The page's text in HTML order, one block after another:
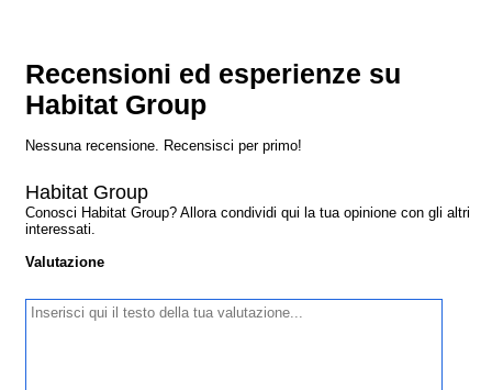
Recensioni ed esperienze su
Habitat Group
Nessuna recensione. Recensisci per primo!
Habitat Group
Conosci Habitat Group? Allora condividi qui la tua opinione con gli altri
interessati.
Valutazione